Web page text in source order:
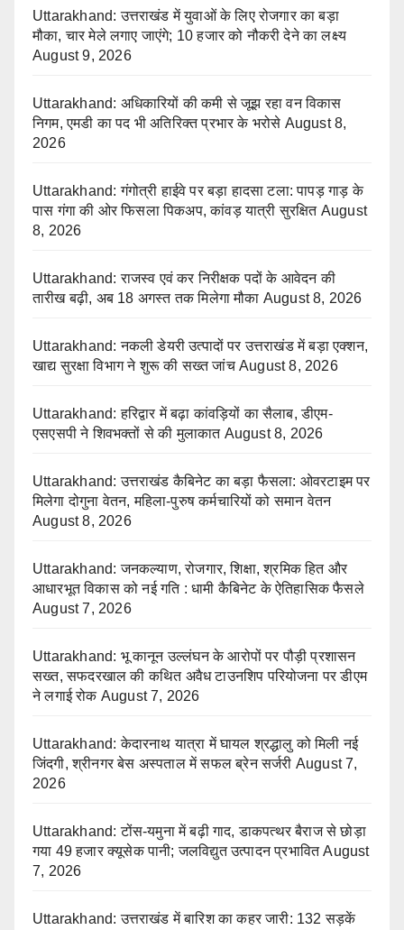
Uttarakhand: उत्तराखंड में युवाओं के लिए रोजगार का बड़ा
मौका, चार मेले लगाए जाएंगे; 10 हजार को नौकरी देने का लक्ष्य
August 9, 2026
Uttarakhand: अधिकारियों की कमी से जूझ रहा वन विकास
निगम, एमडी का पद भी अतिरिक्त प्रभार के भरोसे August 8,
2026
Uttarakhand: गंगोत्री हाईवे पर बड़ा हादसा टला: पापड़ गाड़ के
पास गंगा की ओर फिसला पिकअप, कांवड़ यात्री सुरक्षित August
8, 2026
Uttarakhand: राजस्व एवं कर निरीक्षक पदों के आवेदन की
तारीख बढ़ी, अब 18 अगस्त तक मिलेगा मौका August 8, 2026
Uttarakhand: नकली डेयरी उत्पादों पर उत्तराखंड में बड़ा एक्शन,
खाद्य सुरक्षा विभाग ने शुरू की सख्त जांच August 8, 2026
Uttarakhand: हरिद्वार में बढ़ा कांवड़ियों का सैलाब, डीएम-
एसएसपी ने शिवभक्तों से की मुलाकात August 8, 2026
Uttarakhand: उत्तराखंड कैबिनेट का बड़ा फैसला: ओवरटाइम पर
मिलेगा दोगुना वेतन, महिला-पुरुष कर्मचारियों को समान वेतन
August 8, 2026
Uttarakhand: जनकल्याण, रोजगार, शिक्षा, श्रमिक हित और
आधारभूत विकास को नई गति : धामी कैबिनेट के ऐतिहासिक फैसले
August 7, 2026
Uttarakhand: भू कानून उल्लंघन के आरोपों पर पौड़ी प्रशासन
सख्त, सफदरखाल की कथित अवैध टाउनशिप परियोजना पर डीएम
ने लगाई रोक August 7, 2026
Uttarakhand: केदारनाथ यात्रा में घायल श्रद्धालु को मिली नई
जिंदगी, श्रीनगर बेस अस्पताल में सफल ब्रेन सर्जरी August 7,
2026
Uttarakhand: टोंस-यमुना में बढ़ी गाद, डाकपत्थर बैराज से छोड़ा
गया 49 हजार क्यूसेक पानी; जलविद्युत उत्पादन प्रभावित August
7, 2026
Uttarakhand: उत्तराखंड में बारिश का कहर जारी: 132 सड़कें